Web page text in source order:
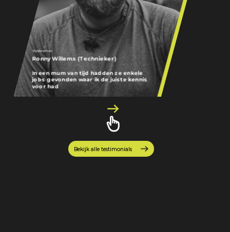
Werknemer
Ronny Willems (Technieker)
In een mum van tijd hadden ze enkele
jobs gevonden waar ik de juiste kennis
voor had
Bekijk alle testimonials